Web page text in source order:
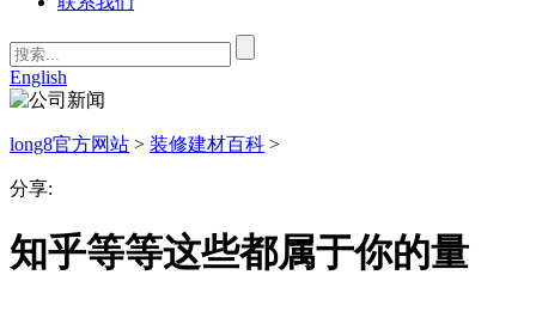
English
long8官方网站 > 装修建材百科 >
分享:
知乎等等这些都属于你的量